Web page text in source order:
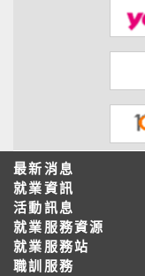
最新消息
就業資訊
活動訊息
就業服務資源
就業服務站
職訓服務